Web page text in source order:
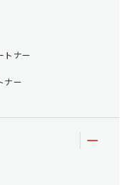
トナー
ナー